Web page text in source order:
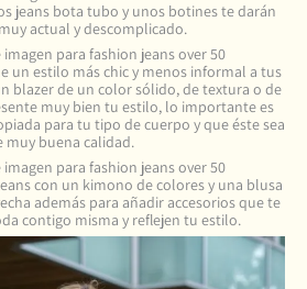
jeans bota tubo y unos botines te darán
actual y descomplicado.
un estilo más chic y menos informal a tus
blazer de un color sólido, de textura o de
muy bien tu estilo, lo importante es
para tu tipo de cuerpo y que éste sea
muy buena calidad.
con un kimono de colores y una blusa
además para añadir accesorios que te
contigo misma y reflejen tu estilo.